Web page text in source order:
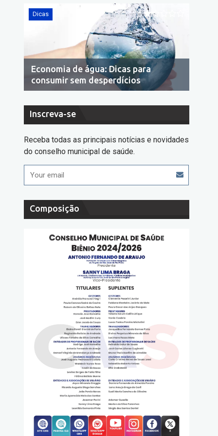
Dicas
Economia de água: Dicas para
consumir sem desperdícios
Inscreva-se
Receba todas as principais notícias e novidades
do conselho municipal de saúde.
Composição